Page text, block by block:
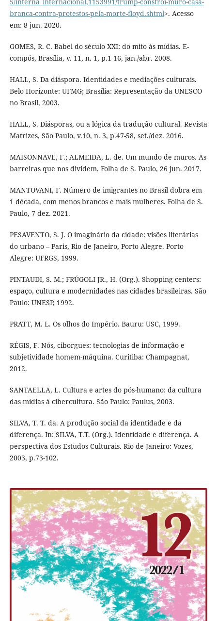
branca-contra-protestos-pela-morte-floyd.shtml>. Acesso
em: 8 jun. 2020.
GOMES, R. C. Babel do século XXI: do mito às mídias. E-
compós, Brasília, v. 11, n. 1, p.1-16, jan./abr. 2008.
HALL, S. Da diáspora. Identidades e mediações culturais.
Belo Horizonte: UFMG; Brasília: Representação da UNESCO
no Brasil, 2003.
HALL, S. Diásporas, ou a lógica da tradução cultural. Revista
Matrizes, São Paulo, v.10, n. 3, p.47-58, set./dez. 2016.
MAISONNAVE, F.; ALMEIDA, L. de. Um mundo de muros. As
barreiras que nos dividem. Folha de S. Paulo, 26 jun. 2017.
MANTOVANI, F. Número de imigrantes no Brasil dobra em
1 década, com menos brancos e mais mulheres. Folha de S.
Paulo, 7 dez. 2021.
PESAVENTO, S. J. O imaginário da cidade: visões literárias
do urbano – Paris, Rio de Janeiro, Porto Alegre. Porto
Alegre: UFRGS, 1999.
PINTAUDI, S. M.; FRÚGOLI JR., H. (Org.). Shopping centers:
espaço, cultura e modernidades nas cidades brasileiras. São
Paulo: UNESP, 1992.
PRATT, M. L. Os olhos do Império. Bauru: USC, 1999.
RÉGIS, F. Nós, ciborgues: tecnologias de informação e
subjetividade homem-máquina. Curitiba: Champagnat,
2012.
SANTAELLA, L. Cultura e artes do pós-humano: da cultura
das mídias à cibercultura. São Paulo: Paulus, 2003.
SILVA, T. T. da. A produção social da identidade e da
diferença. In: SILVA, T.T. (Org.). Identidade e diferença. A
perspectiva dos Estudos Culturais. Rio de Janeiro: Vozes,
2003, p.73-102.